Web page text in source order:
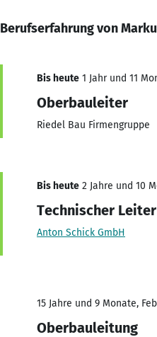
Berufserfahrung von
Bis heute 1 Jahr und 11
Oberbauleiter
Riedel Bau Firmengruppe
Bis heute 2 Jahre und 10
Technischer Leiter
Anton Schick GmbH
15 Jahre und 9 Monate,
Oberbauleitung